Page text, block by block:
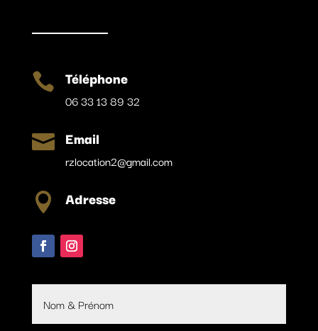
 Téléphone
06 33 13 89 32
 Email
rzlocation2@gmail.com
 Adresse